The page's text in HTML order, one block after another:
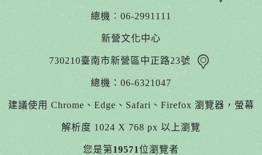
總機︰06-2991111
新營文化中心
730210臺南市新營區中正路23號
總機：06-6321047
建議使用 Chrome、Edge、Safari、Firefox 瀏覽器，螢幕
解析度 1024 X 768 px 以上瀏覽
您是第19571位瀏覽者